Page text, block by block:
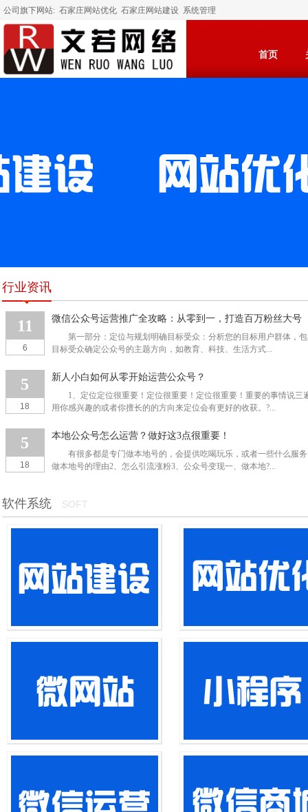
公司旗下网站: 石家庄网站优化 石家庄网站建设 系统管理
首页
行业资讯
11
6
微信公众号运营推广全攻略：从零到一，打造百万粉丝大号
第一部分：定位与规划明确目标受众：分析您的目标用户群体，
目标受众确定公众号的主题方向，如教育、科技、生活方式...
5
18
新人小白如何从零开始运营公众号？
1、定位定位很重要！定位很重要！定位很重要！重要的事情说
用你感兴趣的或者你擅长的的方向来定位会有更好的收获。?...
5
18
本地公众号怎么运营？做好这3点很重要！
有很多都是专门做本地号的，会提供吃喝玩乐，或者一些什么服
做本地号的理由2、怎么引流涨粉3、公众号变现一、做本地?...
软件系统 SOFT